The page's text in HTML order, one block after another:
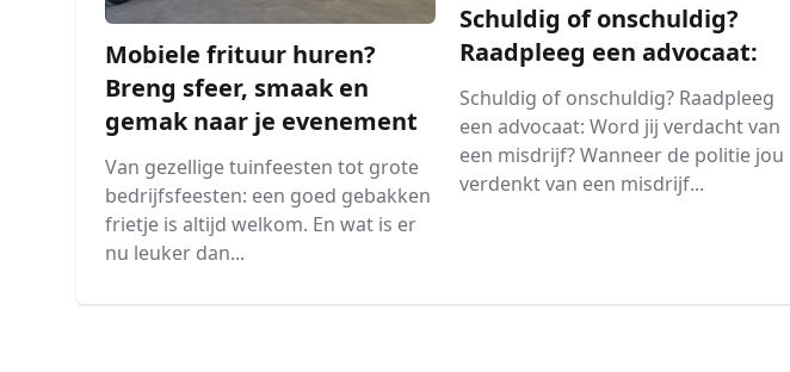
Mobiele frituur huren?
Breng sfeer, smaak en
gemak naar je evenement
Van gezellige tuinfeesten tot grote
bedrijfsfeesten: een goed gebakken
frietje is altijd welkom. En wat is er
nu leuker dan...
Schuldig of onschuldig?
Raadpleeg een advocaat:
Schuldig of onschuldig? Raadpleeg
een advocaat: Word jij verdacht van
een misdrijf? Wanneer de politie jou
verdenkt van een misdrijf...